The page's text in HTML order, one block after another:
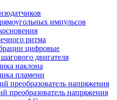
импульсов
ритма
цифровые
двигателя
наклона
пламени
преобразователь напряжения
преобразователь напряжения